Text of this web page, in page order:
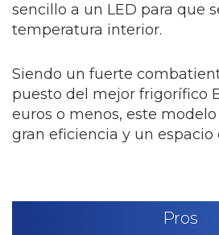
sencillo a un LED para que
temperatura interior.
Siendo un fuerte
puesto del mejor frigorífico
euros o menos, este
gran eficiencia y un espacio
Pros